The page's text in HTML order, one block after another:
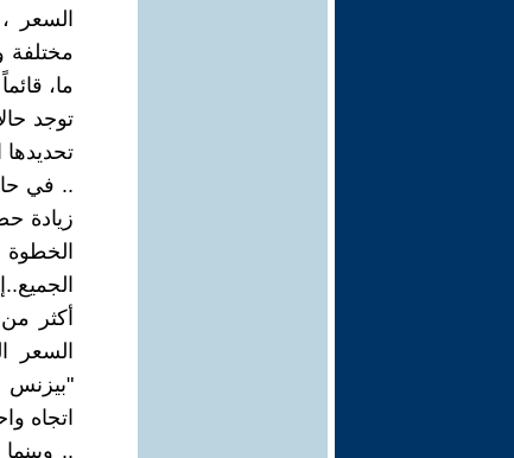
السعر
مختلفة
ما،
توجد
تحديدها
.. في
زيادة
أكثر
السعر
"بيزنس
اتجاه
..